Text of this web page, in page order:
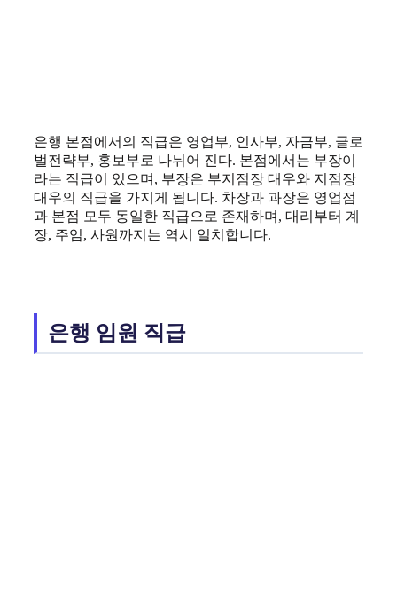
은행 본점에서의 직급은 영업부, 인사부, 자금부, 글로
벌전략부, 홍보부로 나뉘어 진다. 본점에서는 부장이
라는 직급이 있으며, 부장은 부지점장 대우와 지점장
대우의 직급을 가지게 됩니다. 차장과 과장은 영업점
과 본점 모두 동일한 직급으로 존재하며, 대리부터 계
장, 주임, 사원까지는 역시 일치합니다.
은행 임원 직급